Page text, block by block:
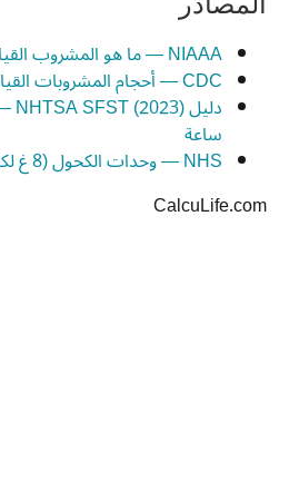
NIAAA — ما هو المشروب القياسي؟ (14 غ)
CDC — أحجام المشروبات القياسية
ساعة
NHS — وحدات الكحول (8 غ لكل وحدة)
CalcuLife.com